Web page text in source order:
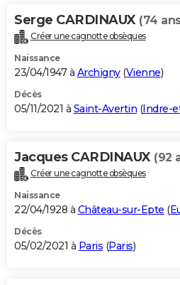
Serge CARDINAUX (74
Créer une cagnotte obsèques
Naissance
23/04/1947 à Archigny(Vienne)
Décès
05/11/2021 à Saint-Avertin (Indre-
Jacques CARDINAUX (92
Créer une cagnotte obsèques
Naissance
22/04/1928 à Château-sur-Epte (
Décès
05/02/2021 à Paris (Paris)